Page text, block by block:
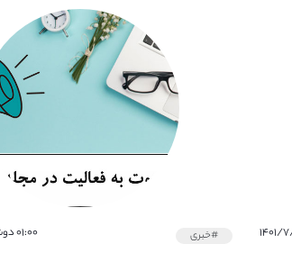
#خبری ۰۱:۰۰ دوشنبه - ۱۴۰۱/۷/۱۸